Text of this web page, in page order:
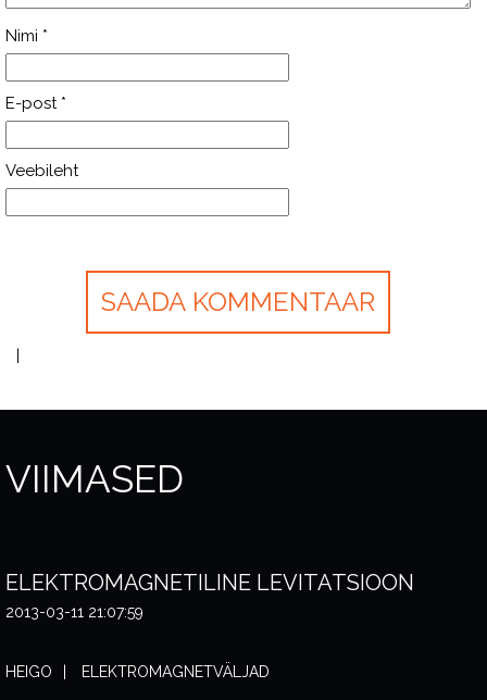
Nimi *
E-post *
Veebileht
VIIMASED
ELEKTROMAGNETILINE LEVITATSIOON
2013-03-11 21:07:59
HEIGO ELEKTROMAGNETVÄLJAD